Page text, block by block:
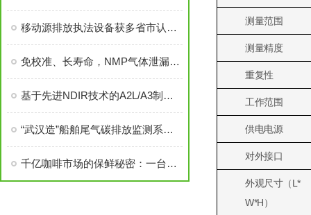
移动源排放执法设备获多省市认可，四方仪器助力蓝天保卫战
免校准、长寿命，NMP气体泄漏报警器开启高效安全新时代
基于先进NDIR技术的A2L/A3制冷剂泄漏监测传感器
“武汉造”船舶尾气碳排放监测系统助力船东/船公司打响“绿色”改装攻坚战
千亿咖啡市场的保鲜秘密：一台仪器守住风味底线
测量范围
测量精度
重复性
工作范围
供电电源
对外接口
外观尺寸（L*
W*H）